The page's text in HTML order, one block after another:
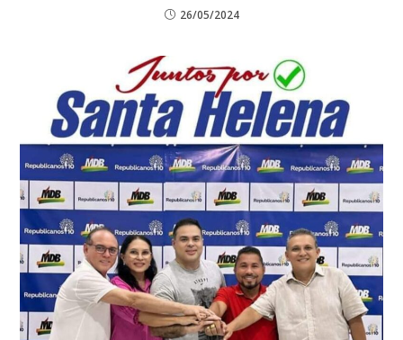
26/05/2024